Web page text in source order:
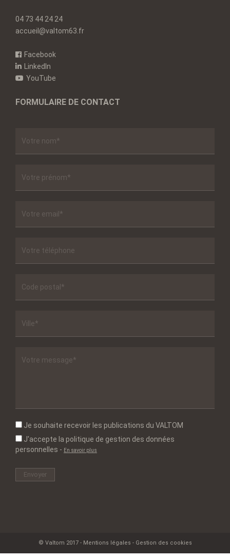
04 73 44 24 24
accueil@valtom63.fr
Facebook
LinkedIn
YouTube
FORMULAIRE DE CONTACT
Je souhaite recevoir les publications du VALTOM
J'accepte la politique de gestion des données
personnelles - En savoir plus
© Valtom 2017 - Mentions légales - Gestion des cookies